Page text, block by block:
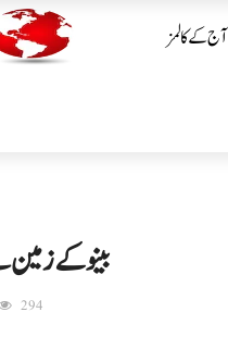
آج کے کالمز
بینو کے
294